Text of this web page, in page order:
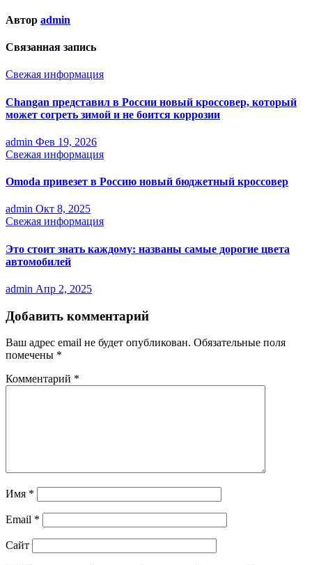
Автор admin
Связанная запись
Свежая информация
Changan представил в России новый кроссовер, который
может согреть зимой и не боится коррозии
admin Фев 19, 2026
Свежая информация
Omoda привезет в Россию новый бюджетный кроссовер
admin Окт 8, 2025
Свежая информация
Это стоит знать каждому: названы самые дорогие цвета
автомобилей
admin Апр 2, 2025
Добавить комментарий
Ваш адрес email не будет опубликован. Обязательные поля
помечены *
Комментарий *
Имя *
Email *
Сайт